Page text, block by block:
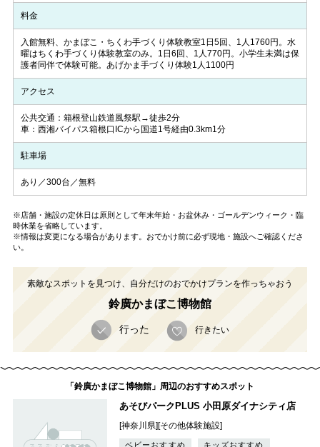
料金
入館無料、かまぼこ・ちくわ手づくり体験教室1日5回、1人1760円。水
曜はちくわ手づくり体験教室のみ。1日6回、1人770円。小学生未満は保
護者同伴で体験可能。あげかま手づくり体験1人1100円
アクセス
公共交通：箱根登山鉄道風祭駅→徒歩2分
車：西湘バイパス箱根口ICから国道1号経由0.3km1分
駐車場
あり／300台／無料
※店舗・施設の定休日は原則として年末年始・お盆休み・ゴールデンウィーク・臨
時休業を省略しています。
※情報は変更になる場合があります。おでかけ前に必ず現地・施設へご確認くださ
い。
素敵なスポットを見つけ、自分だけのおでかけプランを作っちゃおう
鈴廣かまぼこ博物館
行った 行きたい
「鈴廣かまぼこ博物館」周辺のおすすめスポット
あそびパークPLUS 小田原ダイナシティ店
[神奈川県][その他体験施設]
ベビーおすすめ
キッズおすすめ